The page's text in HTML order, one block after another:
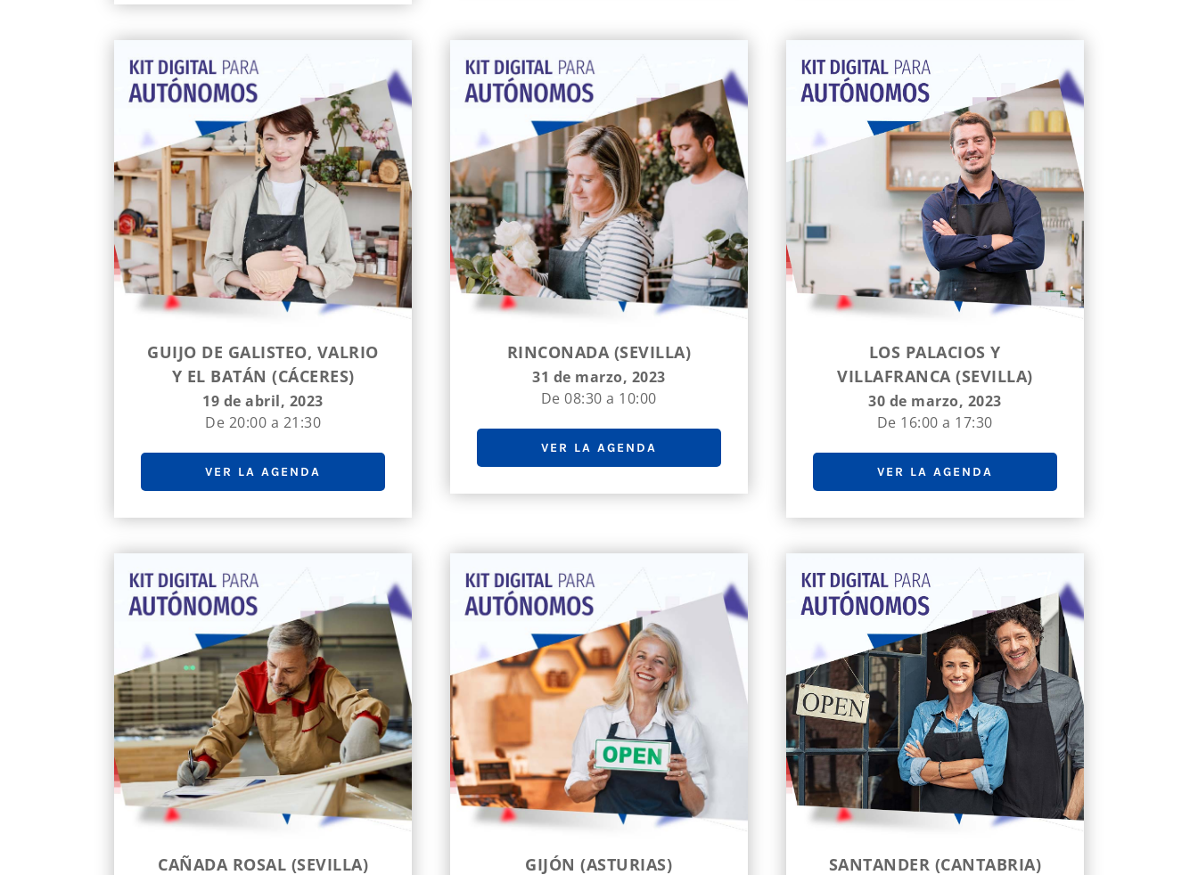
GUIJO DE GALISTEO, VALRIO
Y EL BATÁN (CÁCERES)
19 de abril, 2023
De 20:00 a 21:30
VER LA AGENDA
RINCONADA (SEVILLA)
31 de marzo, 2023
De 08:30 a 10:00
VER LA AGENDA
LOS PALACIOS Y
VILLAFRANCA (SEVILLA)
30 de marzo, 2023
De 16:00 a 17:30
VER LA AGENDA
CAÑADA ROSAL (SEVILLA) GIJÓN (ASTURIAS) SANTANDER (CANTABRIA)